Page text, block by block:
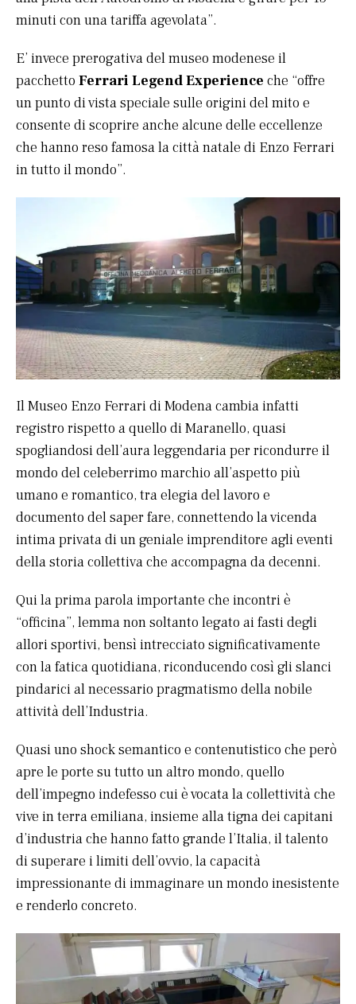
minuti con una tariffa agevolata”.
E’ invece prerogativa del museo modenese il
pacchetto Ferrari Legend Experience che “offre
un punto di vista speciale sulle origini del mito e
consente di scoprire anche alcune delle eccellenze
che hanno reso famosa la città natale di Enzo Ferrari
in tutto il mondo”.
Il Museo Enzo Ferrari di Modena cambia infatti
registro rispetto a quello di Maranello, quasi
spogliandosi dell’aura leggendaria per ricondurre il
mondo del celeberrimo marchio all’aspetto più
umano e romantico, tra elegia del lavoro e
documento del saper fare, connettendo la vicenda
intima privata di un geniale imprenditore agli eventi
della storia collettiva che accompagna da decenni.
Qui la prima parola importante che incontri è
“officina”, lemma non soltanto legato ai fasti degli
allori sportivi, bensì intrecciato significativamente
con la fatica quotidiana, riconducendo così gli slanci
pindarici al necessario pragmatismo della nobile
attività dell’Industria.
Quasi uno shock semantico e contenutistico che però
apre le porte su tutto un altro mondo, quello
dell’impegno indefesso cui è vocata la collettività che
vive in terra emiliana, insieme alla tigna dei capitani
d’industria che hanno fatto grande l’Italia, il talento
di superare i limiti dell’ovvio, la capacità
impressionante di immaginare un mondo inesistente
e renderlo concreto.